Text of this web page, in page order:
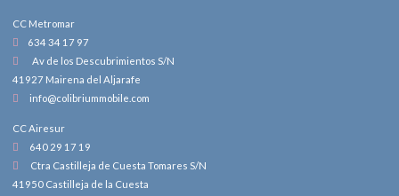
CC Metromar
634 34 17 97
Av de los Descubrimientos S/N
41927 Mairena del Aljarafe
info@colibriummobile.com
CC Airesur
640 29 17 19
Ctra Castilleja de Cuesta Tomares S/N
41950 Castilleja de la Cuesta